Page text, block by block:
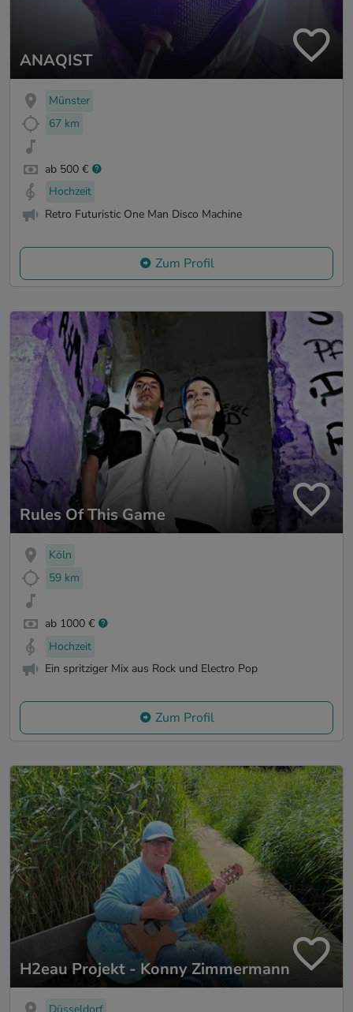
ANAQIST
Münster
67 km
ab 500 €
Hochzeit
Retro Futuristic One Man Disco Machine
Zum Profil
Rules Of This Game
Köln
59 km
ab 1000 €
Hochzeit
Ein spritziger Mix aus Rock und Electro Pop
Zum Profil
H2eau Projekt - Konny Zimmermann